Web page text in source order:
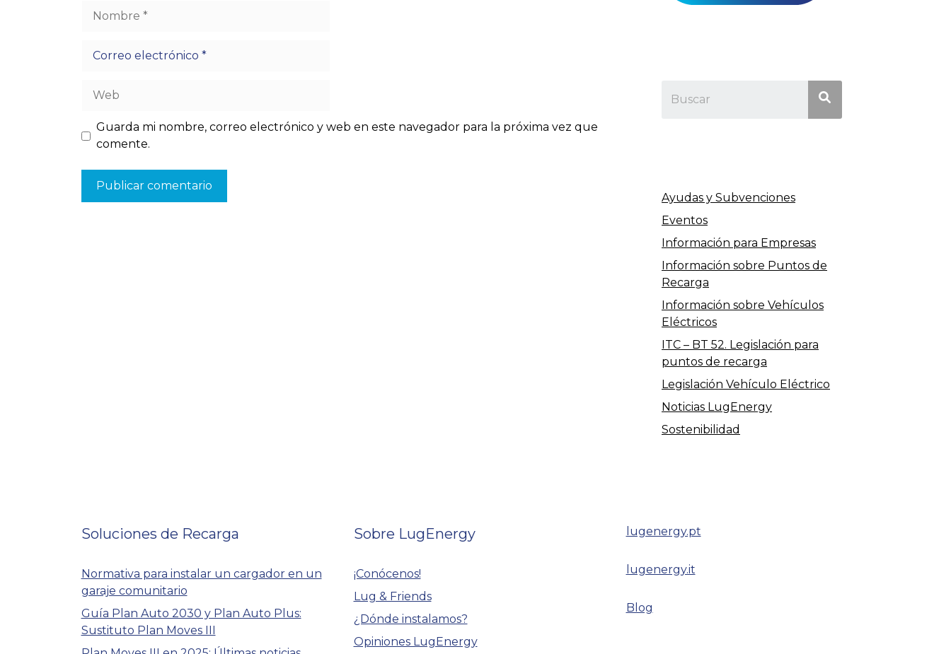
Nombre
Guarda mi nombre, correo electrónico y web en este navegador para la próxima vez que
comente.
Ayudas y Subvenciones
Eventos
Información para Empresas
Información sobre Puntos de
Recarga
Información sobre Vehículos
Eléctricos
ITC – BT 52. Legislación para
puntos de recarga
Legislación Vehículo Eléctrico
Noticias LugEnergy
Sostenibilidad
Soluciones de Recarga
Normativa para instalar un cargador en un
garaje comunitario
Guía Plan Auto 2030 y Plan Auto Plus:
Sustituto Plan Moves III
Sobre LugEnergy
¡Conócenos!
Lug & Friends
¿Dónde instalamos?
Opiniones LugEnergy
lugenergy.pt
lugenergy.it
Blog